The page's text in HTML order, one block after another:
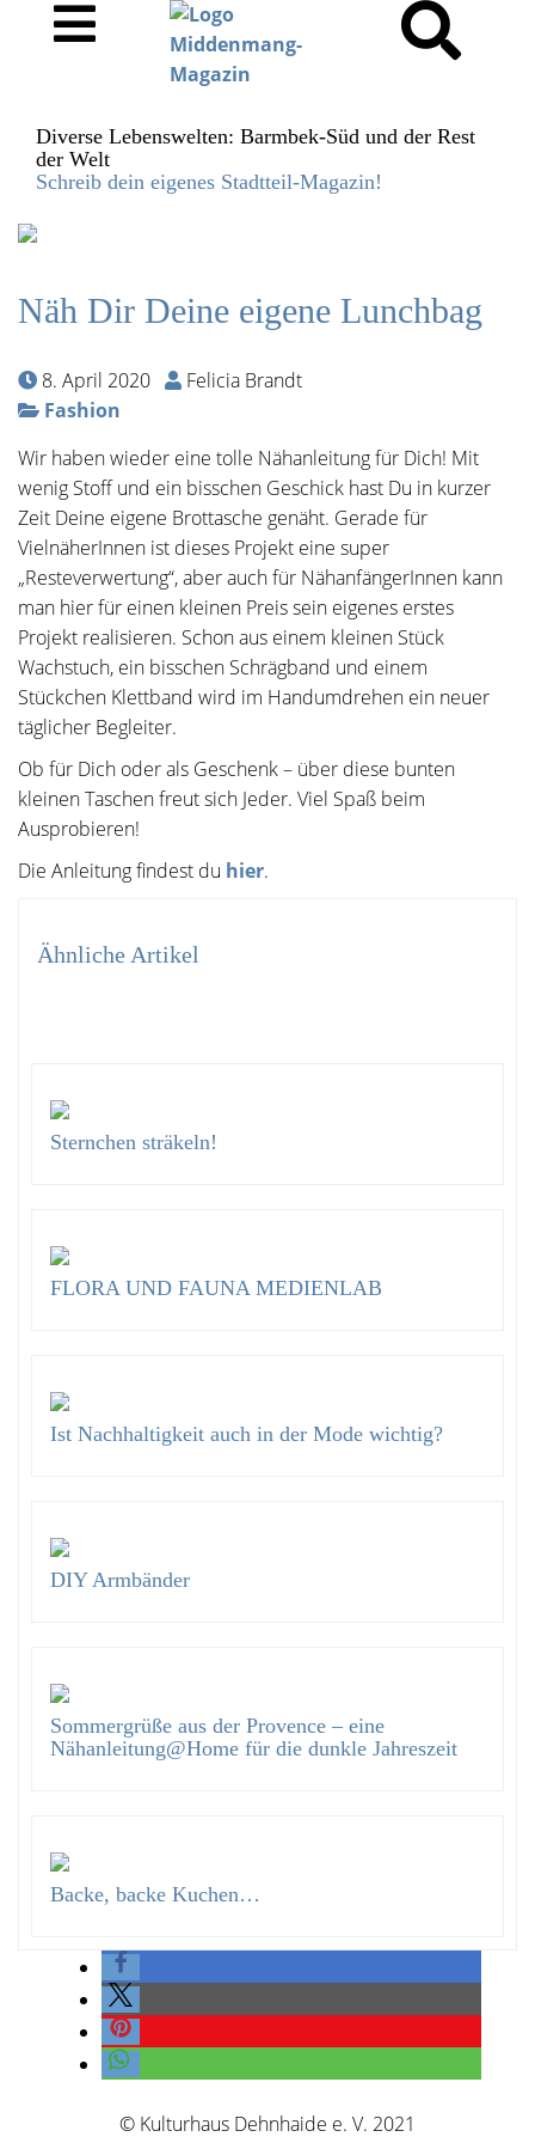
Diverse Lebenswelten: Barmbek-Süd und der Rest
der Welt
Schreib dein eigenes Stadtteil-Magazin!
Näh Dir Deine eigene Lunchbag
8. April 2020
Felicia Brandt
Fashion
Wir haben wieder eine tolle Nähanleitung für Dich! Mit
wenig Stoff und ein bisschen Geschick hast Du in kurzer
Zeit Deine eigene Brottasche genäht. Gerade für
VielnäherInnen ist dieses Projekt eine super
„Resteverwertung“, aber auch für NähanfängerInnen kann
man hier für einen kleinen Preis sein eigenes erstes
Projekt realisieren. Schon aus einem kleinen Stück
Wachstuch, ein bisschen Schrägband und einem
Stückchen Klettband wird im Handumdrehen ein neuer
täglicher Begleiter.
Ob für Dich oder als Geschenk – über diese bunten
kleinen Taschen freut sich Jeder. Viel Spaß beim
Ausprobieren!
Die Anleitung findest du hier.
Ähnliche Artikel
Sternchen sträkeln!
FLORA UND FAUNA MEDIENLAB
Ist Nachhaltigkeit auch in der Mode wichtig?
DIY Armbänder
Sommergrüße aus der Provence – eine
Nähanleitung@Home für die dunkle Jahreszeit
Backe, backe Kuchen…
© Kulturhaus Dehnhaide e. V. 2021